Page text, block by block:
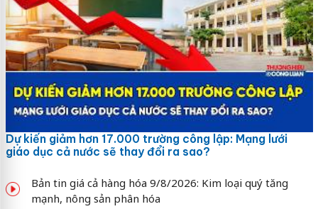
Dự kiến giảm hơn 17.000 trường công lập: Mạng lưới
giáo dục cả nước sẽ thay đổi ra sao?
Bản tin giá cả hàng hóa 9/8/2026: Kim loại quý tăng
mạnh, nông sản phân hóa